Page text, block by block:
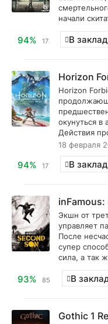
начали
94% 17 В
Horizon
Horizon
окунуться в
Действия
18 февраля
94% 17 В
inFamous:
Экшн от
управляет
После
супер
сила, а так
93% 85 В
Gothic 1